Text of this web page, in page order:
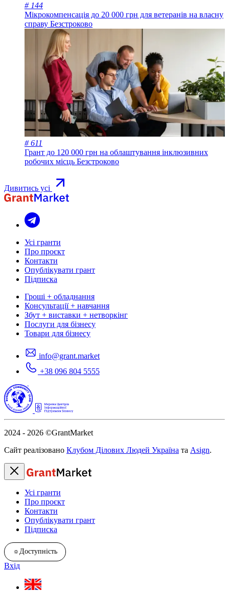
# 144
Мікрокомпенсація до 20 000 грн для ветеранів на власну
справу Безстроково
# 611
Грант до 120 000 грн на облаштування інклюзивних
робочих місць Безстроково
Дивитись усі
Усі гранти
Про проєкт
Контакти
Опублікувати грант
Підписка
Гроші + обладнання
Консультації + навчання
Збут + виставки + нетворкінг
Послуги для бізнесу
Товари для бізнесу
info@grant.market
+38 096 804 5555
2024 - 2026 ©GrantMarket
Сайт реалізовано Клубом Ділових Людей Україна та Asign.
Усі гранти
Про проєкт
Контакти
Опублікувати грант
Підписка
☼Доступність
Вхід